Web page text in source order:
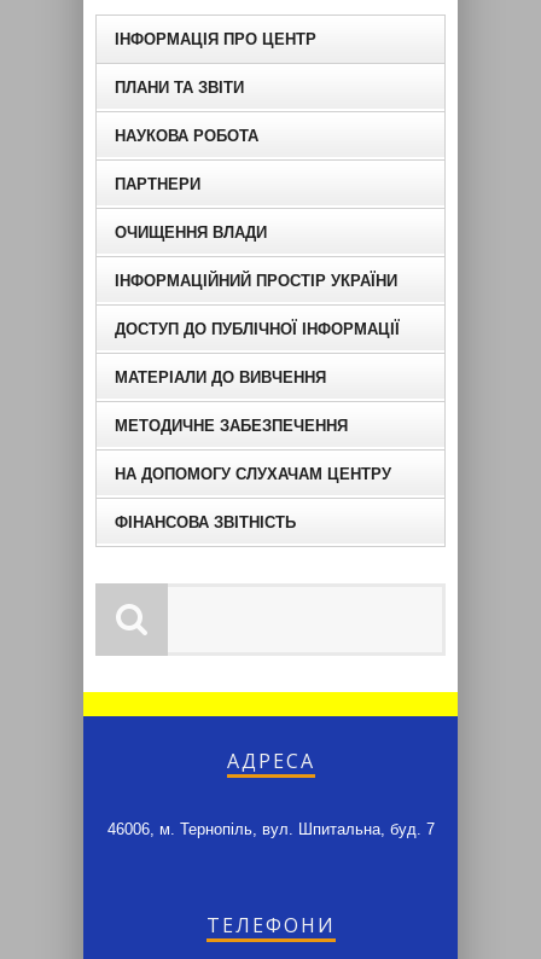
ІНФОРМАЦІЯ ПРО ЦЕНТР
ПЛАНИ ТА ЗВІТИ
НАУКОВА РОБОТА
ПАРТНЕРИ
ОЧИЩЕННЯ ВЛАДИ
ІНФОРМАЦІЙНИЙ ПРОСТІР УКРАЇНИ
ДОСТУП ДО ПУБЛІЧНОЇ ІНФОРМАЦІЇ
МАТЕРІАЛИ ДО ВИВЧЕННЯ
МЕТОДИЧНЕ ЗАБЕЗПЕЧЕННЯ
НА ДОПОМОГУ СЛУХАЧАМ ЦЕНТРУ
ФІНАНСОВА ЗВІТНІСТЬ
АДРЕСА
46006, м. Тернопіль, вул. Шпитальна, буд. 7
ТЕЛЕФОНИ